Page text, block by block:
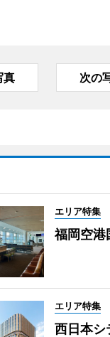
真 次の
エリア特集
福岡空港
エリア特集
西日本シ